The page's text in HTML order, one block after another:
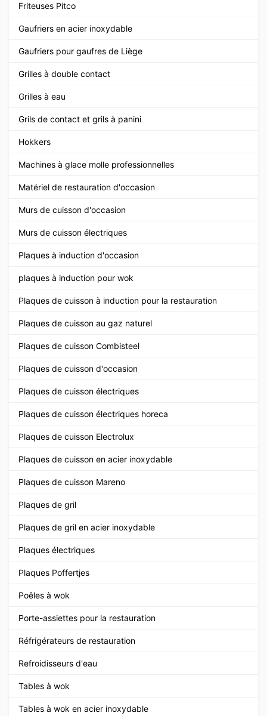
Friteuses Pitco
Gaufriers en acier inoxydable
Gaufriers pour gaufres de Liège
Grilles à double contact
Grilles à eau
Grils de contact et grils à panini
Hokkers
Machines à glace molle professionnelles
Matériel de restauration d'occasion
Murs de cuisson d'occasion
Murs de cuisson électriques
Plaques à induction d'occasion
plaques à induction pour wok
Plaques de cuisson à induction pour la restauration
Plaques de cuisson au gaz naturel
Plaques de cuisson Combisteel
Plaques de cuisson d'occasion
Plaques de cuisson électriques
Plaques de cuisson électriques horeca
Plaques de cuisson Electrolux
Plaques de cuisson en acier inoxydable
Plaques de cuisson Mareno
Plaques de gril
Plaques de gril en acier inoxydable
Plaques électriques
Plaques Poffertjes
Poêles à wok
Porte-assiettes pour la restauration
Réfrigérateurs de restauration
Refroidisseurs d'eau
Tables à wok
Tables à wok en acier inoxydable